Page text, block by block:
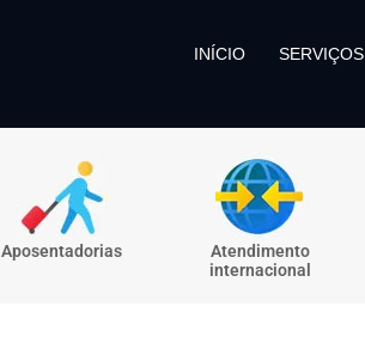
INÍCIO SERVIÇOS
Aposentadorias
Atendimento
internacional